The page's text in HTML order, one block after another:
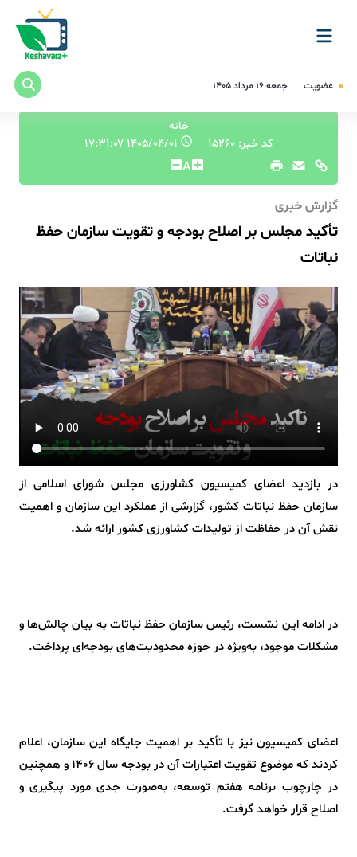
عضویت جمعه ۱۶ مرداد ۱۴۰۵
خانه
کد خبر: 15260
۱۴۰۵/۰۴/۰۱ ۱۷:۳۱:۰۷
A
گزارش خبری
تأکید مجلس بر اصلاح بودجه و تقویت سازمان حفظ
نباتات
در بازدید اعضای کمیسیون کشاورزی مجلس شورای اسلامی از
سازمان حفظ نباتات کشور، گزارشی از عملکرد این سازمان و اهمیت
نقش آن در حفاظت از تولیدات کشاورزی کشور ارائه شد.
در ادامه این نشست، رئیس سازمان حفظ نباتات به بیان چالش‌ها و
مشکلات موجود، به‌ویژه در حوزه محدودیت‌های بودجه‌ای پرداخت.
اعضای کمیسیون نیز با تأکید بر اهمیت جایگاه این سازمان، اعلام
کردند که موضوع تقویت اعتبارات آن در بودجه سال ۱۴۰۶ و همچنین
در چارچوب برنامه هفتم توسعه، به‌صورت جدی مورد پیگیری و
اصلاح قرار خواهد گرفت.